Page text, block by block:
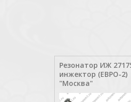
Резонатор ИЖ
инжектор (ЕВРО-2)
"Москва"